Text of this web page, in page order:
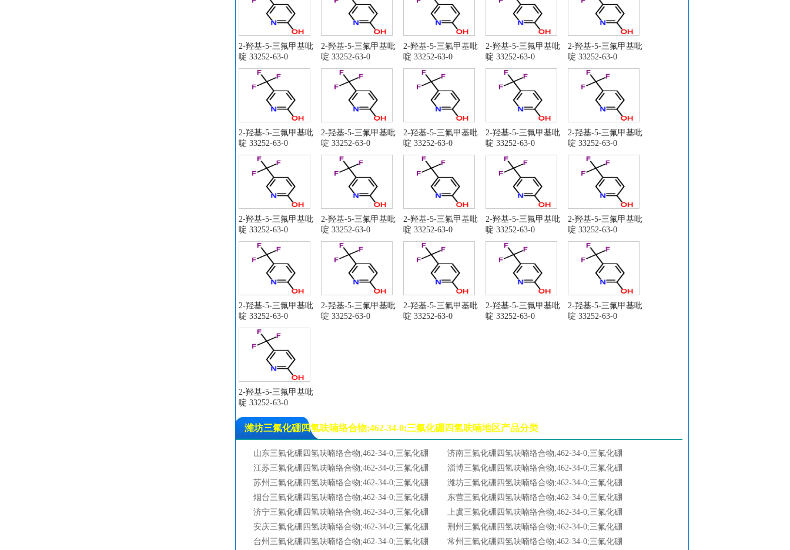
2-羟基-5-三氟甲基吡
啶 33252-63-0
2-羟基-5-三氟甲基吡
啶 33252-63-0
2-羟基-5-三氟甲基吡
啶 33252-63-0
2-羟基-5-三氟甲基吡
啶 33252-63-0
2-羟基-5-三氟甲基吡
啶 33252-63-0
2-羟基-5-三氟甲基吡
啶 33252-63-0
2-羟基-5-三氟甲基吡
啶 33252-63-0
2-羟基-5-三氟甲基吡
啶 33252-63-0
2-羟基-5-三氟甲基吡
啶 33252-63-0
2-羟基-5-三氟甲基吡
啶 33252-63-0
2-羟基-5-三氟甲基吡
啶 33252-63-0
2-羟基-5-三氟甲基吡
啶 33252-63-0
2-羟基-5-三氟甲基吡
啶 33252-63-0
2-羟基-5-三氟甲基吡
啶 33252-63-0
2-羟基-5-三氟甲基吡
啶 33252-63-0
2-羟基-5-三氟甲基吡
啶 33252-63-0
2-羟基-5-三氟甲基吡
啶 33252-63-0
2-羟基-5-三氟甲基吡
啶 33252-63-0
2-羟基-5-三氟甲基吡
啶 33252-63-0
2-羟基-5-三氟甲基吡
啶 33252-63-0
2-羟基-5-三氟甲基吡
啶 33252-63-0
潍坊三氟化硼四氢呋喃络合物;462-34-0;三氟化硼四氢呋喃地区产品分类
山东三氟化硼四氢呋喃络合物;462-34-0;三氟化硼
四氢呋喃
济南三氟化硼四氢呋喃络合物;462-34-0;三氟化硼
四氢呋喃
江苏三氟化硼四氢呋喃络合物;462-34-0;三氟化硼
四氢呋喃
淄博三氟化硼四氢呋喃络合物;462-34-0;三氟化硼
四氢呋喃
苏州三氟化硼四氢呋喃络合物;462-34-0;三氟化硼
四氢呋喃
潍坊三氟化硼四氢呋喃络合物;462-34-0;三氟化硼
四氢呋喃
烟台三氟化硼四氢呋喃络合物;462-34-0;三氟化硼
四氢呋喃
东营三氟化硼四氢呋喃络合物;462-34-0;三氟化硼
四氢呋喃
济宁三氟化硼四氢呋喃络合物;462-34-0;三氟化硼
四氢呋喃
上虞三氟化硼四氢呋喃络合物;462-34-0;三氟化硼
四氢呋喃
安庆三氟化硼四氢呋喃络合物;462-34-0;三氟化硼
四氢呋喃
荆州三氟化硼四氢呋喃络合物;462-34-0;三氟化硼
四氢呋喃
台州三氟化硼四氢呋喃络合物;462-34-0;三氟化硼 常州三氟化硼四氢呋喃络合物;462-34-0;三氟化硼